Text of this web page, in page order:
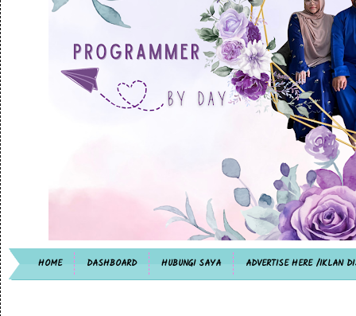
HOME DASHBOARD HUBUNGI SAYA ADVERTISE HERE /IKLAN